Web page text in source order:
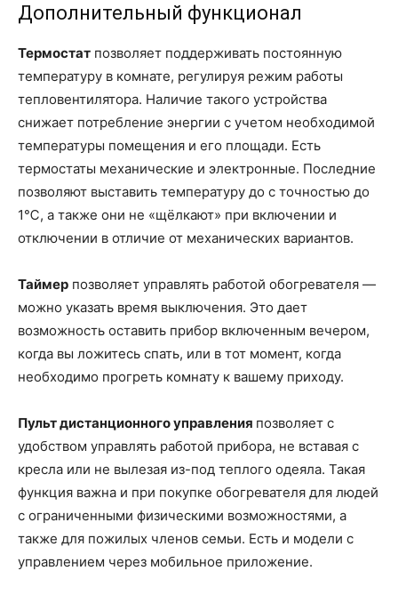
Дополнительный функционал
Термостат позволяет поддерживать постоянную
температуру в комнате, регулируя режим работы
тепловентилятора. Наличие такого устройства
снижает потребление энергии с учетом необходимой
температуры помещения и его площади. Есть
термостаты механические и электронные. Последние
позволяют выставить температуру до с точностью до
1℃, а также они не «щёлкают» при включении и
отключении в отличие от механических вариантов.
Таймер позволяет управлять работой обогревателя —
можно указать время выключения. Это дает
возможность оставить прибор включенным вечером,
когда вы ложитесь спать, или в тот момент, когда
необходимо прогреть комнату к вашему приходу.
Пульт дистанционного управления позволяет с
удобством управлять работой прибора, не вставая с
кресла или не вылезая из-под теплого одеяла. Такая
функция важна и при покупке обогревателя для людей
с ограниченными физическими возможностями, а
также для пожилых членов семьи. Есть и модели с
управлением через мобильное приложение.